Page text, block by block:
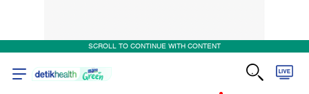
SCROLL TO CONTINUE WITH CONTENT